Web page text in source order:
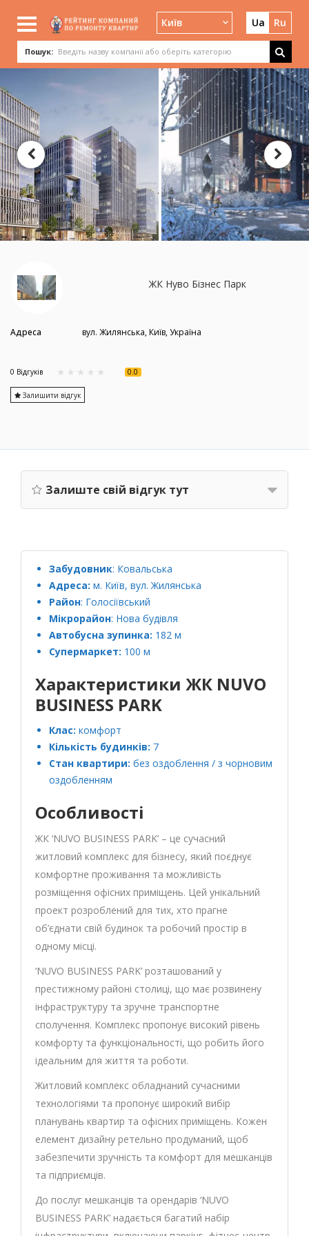
Київ Ua Ru
Пошук:
ЖК Нуво Бізнес Парк
Адреса вул. Жилянська, Київ, Україна
0 Вiдгукiв 0.0
Залишити відгук
Залиште свій відгук тут
Забудовник: Ковальська
Адреса: м. Київ, вул. Жилянська
Район: Голосіївський
Мікрорайон: Нова будівля
Автобусна зупинка: 182 м
Супермаркет: 100 м
Характеристики ЖК NUVO
BUSINESS PARK
Клас: комфорт
Кількість будинків: 7
Стан квартири: без оздоблення / з чорновим
оздобленням
Особливості
ЖК ‘NUVO BUSINESS PARK’ – це сучасний
житловий комплекс для бізнесу, який поєднує
комфортне проживання та можливість
розміщення офісних приміщень. Цей унікальний
проект розроблений для тих, хто прагне
об’єднати свій будинок та робочий простір в
одному місці.
‘NUVO BUSINESS PARK’ розташований у
престижному районі столиці, що має розвинену
інфраструктуру та зручне транспортне
сполучення. Комплекс пропонує високий рівень
комфорту та функціональності, що робить його
ідеальним для життя та роботи.
Житловий комплекс обладнаний сучасними
технологіями та пропонує широкий вибір
планувань квартир та офісних приміщень. Кожен
елемент дизайну ретельно продуманий, щоб
забезпечити зручність та комфорт для мешканців
та підприємців.
До послуг мешканців та орендарів ‘NUVO
BUSINESS PARK’ надається багатий набір